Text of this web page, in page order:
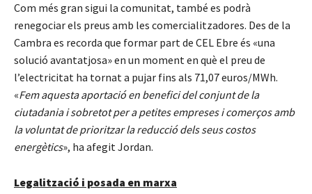
Com més gran sigui la comunitat, també es podrà
renegociar els preus amb les comercialitzadores. Des de la
Cambra es recorda que formar part de CEL Ebre és «una
solució avantatjosa» en un moment en què el preu de
l’electricitat ha tornat a pujar fins als 71,07 euros/MWh.
«Fem aquesta aportació en benefici del conjunt de la
ciutadania i sobretot per a petites empreses i comerços amb
la voluntat de prioritzar la reducció dels seus costos
energètics», ha afegit Jordan.
Legalització i posada en marxa